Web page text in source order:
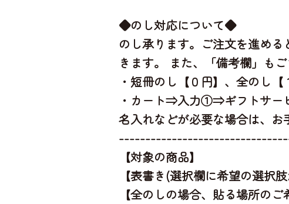
◆のし対応について◆
のし承ります。ご注文を進め
きます。 また、「備考欄」も
・短冊のし【０円】、全のし
・カート⇒入力①⇒ギフトサー
名入れなどが必要な場合は、
【対象の商品】
【表書き(選択欄に希望の選択肢
【全のしの場合、貼る場所のご